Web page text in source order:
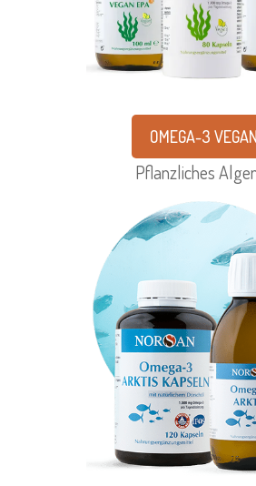
OMEGA-3 VEGAN
Pflanzliches